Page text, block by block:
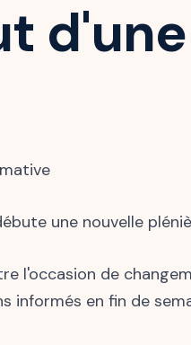
une nouvelle
l'occasion de
informés en fin de